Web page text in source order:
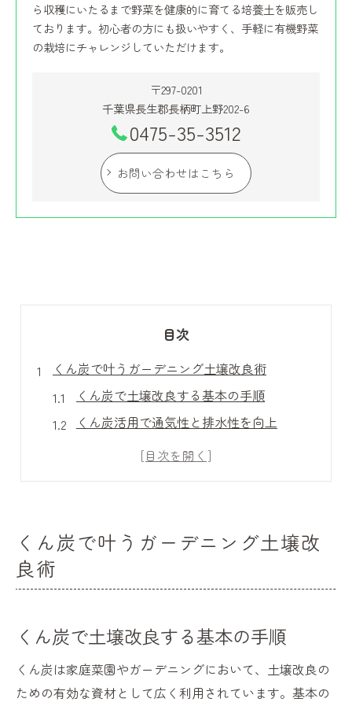
ら収穫にいたるまで野菜を健康的に育てる培養土を販売し
ております。初心者の方にも扱いやすく、手軽に有機野菜
の栽培にチャレンジしていただけます。
〒297-0201
千葉県長生郡長柄町上野202-6
0475-35-3512
お問い合わせはこちら
目次
くん炭で叶うガーデニング土壌改良術
くん炭で土壌改良する基本の手順
くん炭活用で通気性と排水性を向上
くん炭がもたらす微生物活性化の効果
家庭菜園の害虫対策にくん炭が効く理由
くん炭がナメクジ忌避に効果的な理由
くん炭と併用できる害虫防除の方法
くん炭でコガネムシ幼虫を防ぐポイント
ガーデニング初心者も安心なくん炭活用法
くん炭で叶うガーデニング土壌改
良術
くん炭で土壌改良する基本の手順
くん炭は家庭菜園やガーデニングにおいて、土壌改良の
ための有効な資材として広く利用されています。基本の